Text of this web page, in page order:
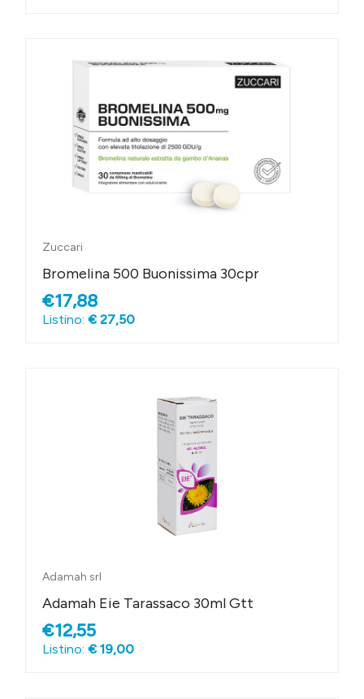
Zuccari
Bromelina 500 Buonissima 30cpr
€17,88
Listino: € 27,50
Adamah srl
Adamah Eie Tarassaco 30ml Gtt
€12,55
Listino: € 19,00